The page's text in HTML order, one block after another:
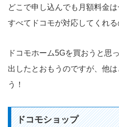
どこで申し込んでも月額料金
すべてドコモが対応してくれる
ドコモホーム5Gを買おうと思
出したとおもうのですが、他
う！
ドコモショップ